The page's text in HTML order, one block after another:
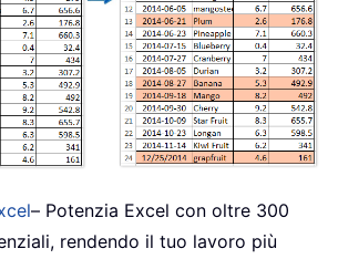
– Potenzia Excel con oltre 300
rendendo il tuo lavoro più